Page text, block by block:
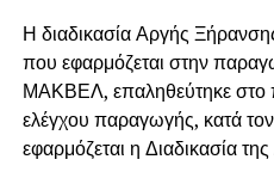
ω-3 λιπαρά οξέα, τα οποία
καρδιάς και του εγκεφάλου.
Τι να κρατήσεις
Η διαδικασία Αργής
που εφαρμόζεται στην
ΜΑΚΒΕΛ, επαληθεύτηκε στο
ελέγχου παραγωγής, κατά
εφαρμόζεται η Διαδικασία